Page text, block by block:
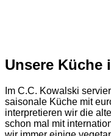
Unsere Küche
Im C.C. Kowalski
saisonale Küche mit
interpretieren wir die
schon mal mit